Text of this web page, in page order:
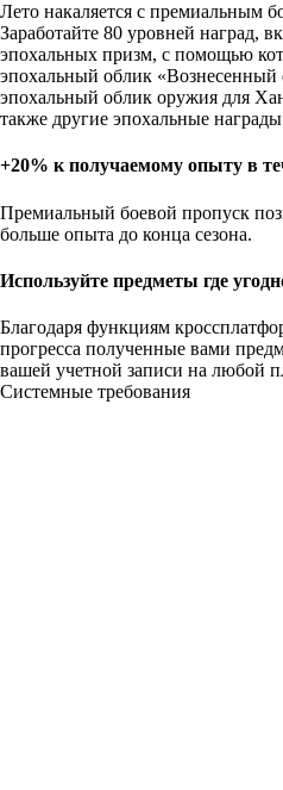
Лето накаляется с премиальным
Заработайте 80 уровней наград,
эпохальных призм, с помощью
эпохальный облик
эпохальный облик оружия для
также другие эпохальные
+20% к получаемому опыту в
Премиальный боевой пропуск
больше опыта до конца сезона.
Используйте предметы где
Благодаря функциям
прогресса полученные вами
вашей учетной записи на любой
Системные требования